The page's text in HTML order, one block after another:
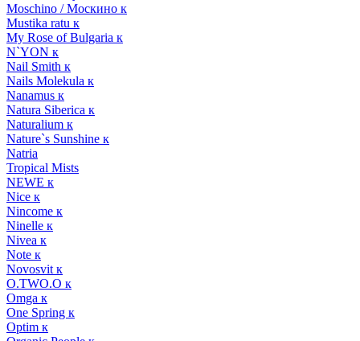
Moschino / Москино к
Mustika ratu к
My Rose of Bulgaria к
N`YON к
Nail Smith к
Nails Molekula к
Nanamus к
Natura Siberica к
Naturalium к
Nature`s Sunshine к
Natria
Tropical Mists
NEWE к
Nice к
Nincome к
Ninelle к
Nivea к
Note к
Novosvit к
O.TWO.O к
Omga к
One Spring к
Optim к